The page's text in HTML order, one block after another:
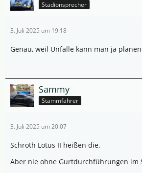
Stadionsprecher
3. Juli 2025 um 19:18
Genau, weil Unfälle kann man ja
Sammy
Stammfahrer
3. Juli 2025 um 20:07
Schroth Lotus II heißen die.
Aber nie ohne Gurtdurchführungen im